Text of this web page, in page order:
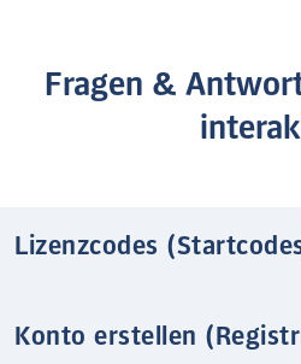
Fragen &
Lizenzcodes
Konto erstellen